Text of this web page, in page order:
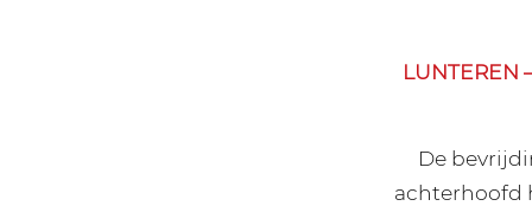
LUNTEREN
De
achterhoofd